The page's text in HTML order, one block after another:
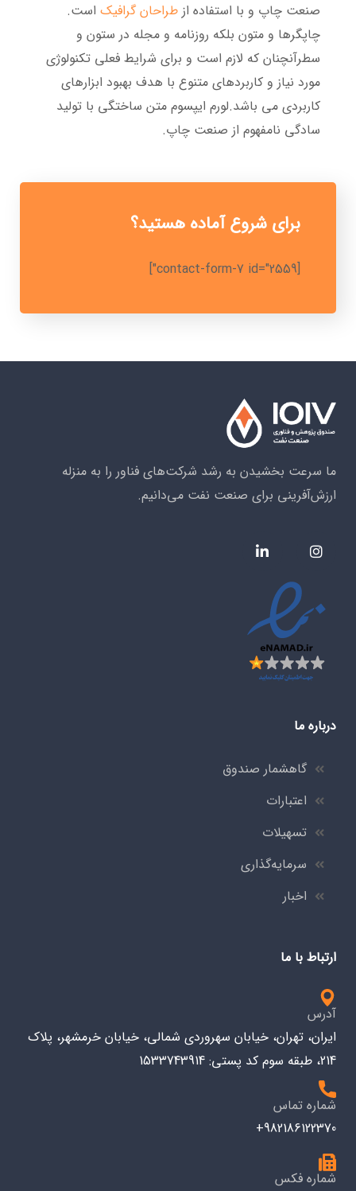
صنعت چاپ و با استفاده از طراحان گرافیک است.
چاپگرها و متون بلکه روزنامه و مجله در ستون و
سطرآنچنان که لازم است و برای شرایط فعلی تکنولوژی
مورد نیاز و کاربردهای متنوع با هدف بهبود ابزارهای
کاربردی می باشد.لورم ایپسوم متن ساختگی با تولید
سادگی نامفهوم از صنعت چاپ.
برای شروع آماده هستید؟
[contact-form-7 id="2559"]
ما سرعت بخشیدن به رشد شرکت‌های فناور را به منزله
ارزش‌آفرینی برای صنعت نفت می‌دانیم.
درباره ما
گاهشمار صندوق
اعتبارات
تسهیلات
سرمایه‌گذاری
اخبار
ارتباط با ما
آدرس
ایران، تهران، خیابان سهروردی شمالی، خیابان خرمشهر، پلاک
214، طبقه سوم کد پستی: 1533743914
شماره تماس
982186122370+
شماره فکس